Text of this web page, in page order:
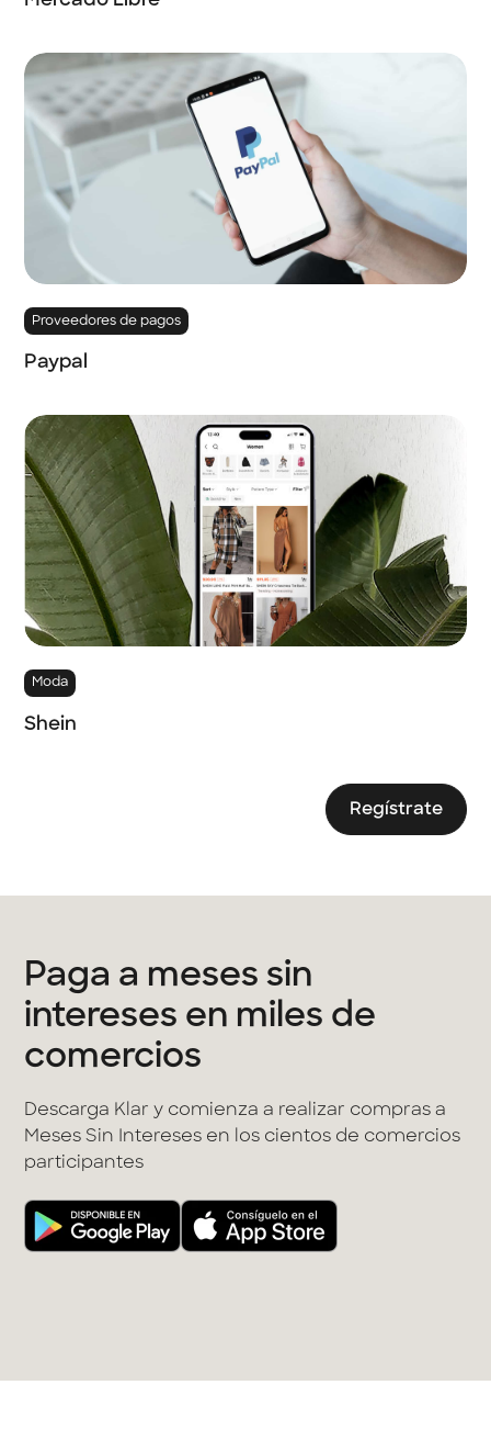
Proveedores de pagos
Paypal
Moda
Shein
Regístrate
Paga a meses sin
intereses en miles de
comercios
Descarga Klar y comienza a realizar compras a
Meses Sin Intereses en los cientos de comercios
participantes